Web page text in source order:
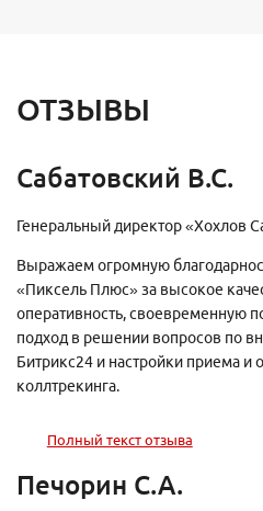
ОТЗЫВЫ
Полный текст отзыва
Сабатовский В.С.
Генеральный директор «Хохлов
Выражаем огромную
«Пиксель Плюс» за высокое
оперативность, своевременную
подход в решении вопросов по
Битрикс24 и настройки приема и
коллтрекинга.
Печорин С.А.